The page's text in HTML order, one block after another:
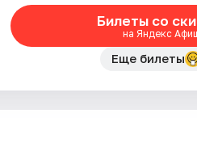
Билеты со
на Яндекс
Еще билеты